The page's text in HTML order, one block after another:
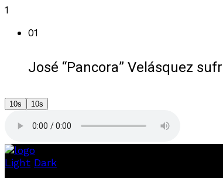
1
01
José “Pancora” Velásquez
10s 10s
Light Dark